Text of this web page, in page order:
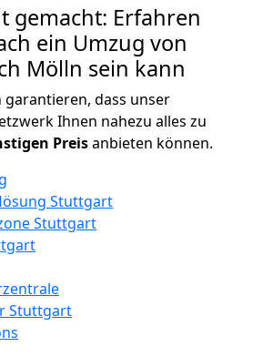
gemacht: Erfahren
ein Umzug von
Mölln sein kann
dass unser
Ihnen nahezu alles zu
Preisanbieten können.
Stuttgart
Stuttgart
Stuttgart